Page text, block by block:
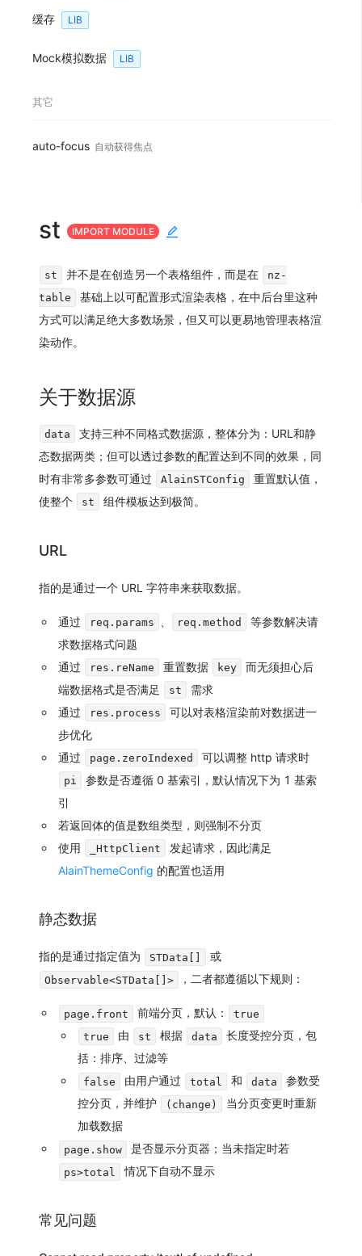
缓存 LIB
Mock模拟数据 LIB
其它
auto-focus 自动获得焦点
st IMPORT MODULE
st 并不是在创造另一个表格组件，而是在
nz-
table
基础上以可配置形式渲染表格，在中后台里这种
方式可以满足绝大多数场景，但又可以更易地管理表格渲
染动作。
关于数据源
data
支持三种不同格式数据源，整体分为：URL和静
态数据两类；但可以透过参数的配置达到不同的效果，同
时有非常多参数可通过
AlainSTConfig
重置默认值，
使整个
st 组件模板达到极简。
URL
指的是通过一个 URL 字符串来获取数据。
通过 req.params req.method
等参数解决请
求数据格式问题
通过
res.reName 重置数据 key
而无须担心后
端数据格式是否满足
st
需求
通过
res.process
可以对表格渲染前对数据进一
步优化
通过
page.zeroIndexed 可以调整 http 请求时
pi
参数是否遵循 0 基索引，默认情况下为 1 基索
引
若返回体的值是数组类型，则强制不分页
使用
_HttpClient
发起请求，因此满足
AlainThemeConfig 的配置也适用
静态数据
指的是通过指定值为 STData[] 或
Observable<STData[]> ，二者都遵循以下规则：
page.front 前端分页，默认：
true
true
由 st 根据 data
长度受控分页，包
括：排序、过滤等
false 由用户通过 total 和 data
参数受
控分页，并维护
(change)
当分页变更时重新
加载数据
page.show 是否显示分页器；当未指定时若
ps>total 情况下自动不显示
常见问题